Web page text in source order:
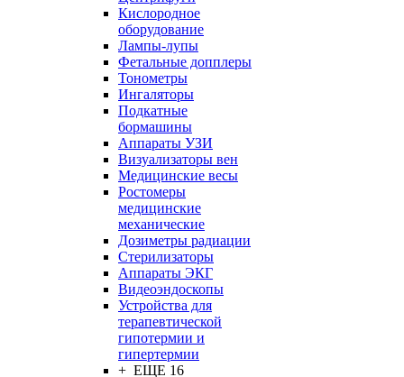
Кислородное
оборудование
Лампы-лупы
Фетальные допплеры
Тонометры
Ингаляторы
Подкатные
бормашины
Аппараты УЗИ
Визуализаторы вен
Медицинские весы
Ростомеры
медицинские
механические
Дозиметры радиации
Стерилизаторы
Аппараты ЭКГ
Видеоэндоскопы
Устройства для
терапевтической
гипотермии и
гипертермии
+ ЕЩЕ 16